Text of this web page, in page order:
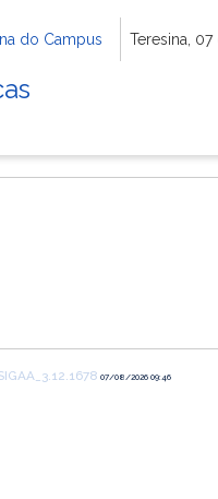
do Campus Teresina,
07/08/2026 09:46